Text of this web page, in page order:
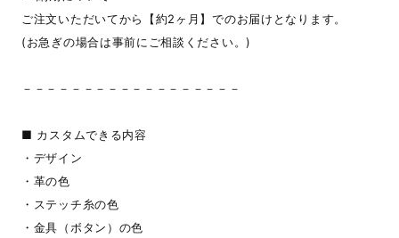
ご注文いただいてから【約2ヶ月】でのお届けとなります。
(お急ぎの場合は事前にご相談ください。)
－－－－－－－－－－－－－－－－－－
■ カスタムできる内容
・デザイン
・革の色
・ステッチ糸の色
・金具（ボタン）の色